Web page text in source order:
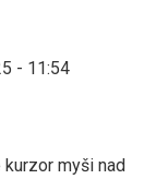
- 11:54
myši nad